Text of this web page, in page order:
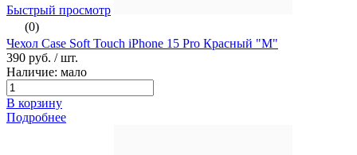
Быстрый просмотр
(0)
Чехол Case Soft Touch iPhone 15 Pro Красный "М"
390 руб. / шт.
Наличие: мало
В корзину
Подробнее